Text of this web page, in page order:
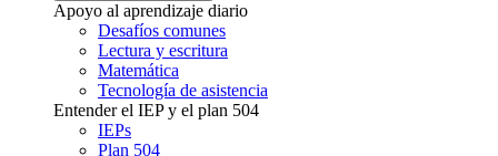
Apoyo al aprendizaje diario
Desafíos comunes
Lectura y escritura
Matemática
Tecnología de asistencia
Entender el IEP y el plan 504
IEPs
Plan 504